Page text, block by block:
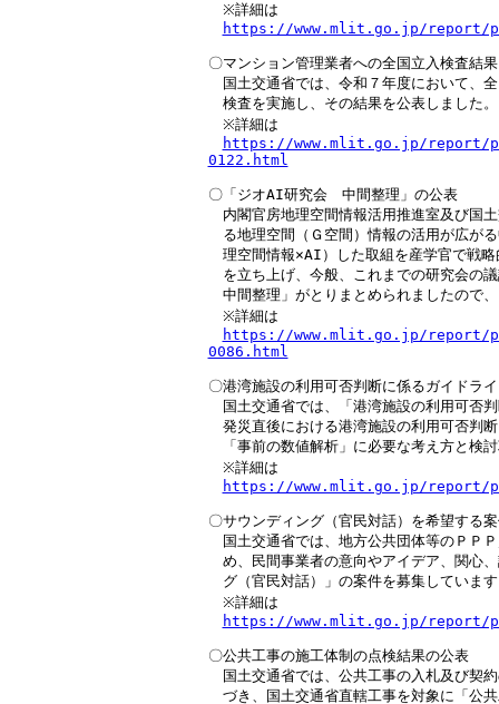
※詳細は
https://www.mlit.go.jp/report/
〇マンション管理業者への全国立入検査結
国土交通省では、令和７年度において、
検査を実施し、その結果を公表しました。
※詳細は
https://www.mlit.go.jp/report/
0122.html
〇「ジオAI研究会　中間整理」の公表
内閣官房地理空間情報活用推進室及び国
る地理空間（Ｇ空間）情報の活用が広が
理空間情報×AI）した取組を産学官で戦
を立ち上げ、今般、これまでの研究会の
中間整理」がとりまとめられましたので
※詳細は
https://www.mlit.go.jp/report/
0086.html
〇港湾施設の利用可否判断に係るガイドラ
国土交通省では、「港湾施設の利用可否
発災直後における港湾施設の利用可否判
「事前の数値解析」に必要な考え方と検
※詳細は
https://www.mlit.go.jp/report/
〇サウンディング（官民対話）を希望する
国土交通省では、地方公共団体等のＰＰ
め、民間事業者の意向やアイデア、関心
グ（官民対話）」の案件を募集していま
※詳細は
https://www.mlit.go.jp/report/
〇公共工事の施工体制の点検結果の公表
国土交通省では、公共工事の入札及び契
づき、国土交通省直轄工事を対象に「公